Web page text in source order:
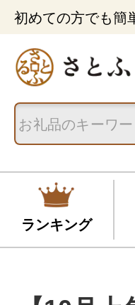
初めての方でも簡
ランキング